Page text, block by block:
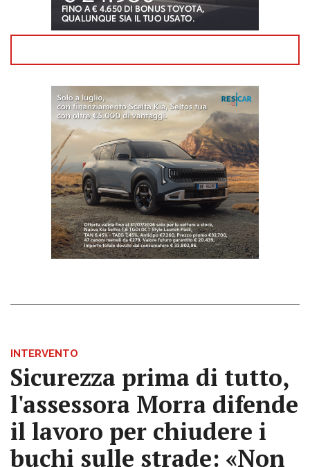
INTERVENTO
Sicurezza prima di tutto,
l'assessora Morra difende
il lavoro per chiudere i
buchi sulle strade: «Non